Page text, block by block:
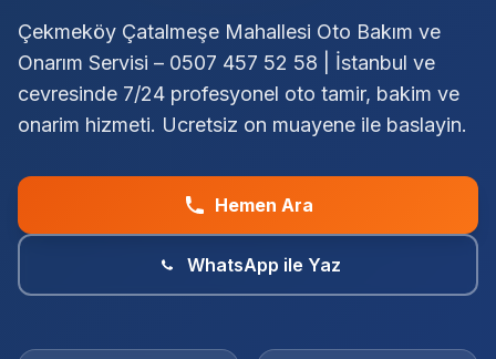
Çekmeköy Çatalmeşe Mahallesi Oto Bakım ve
Onarım Servisi – 0507 457 52 58 | İstanbul ve
cevresinde 7/24 profesyonel oto tamir, bakim ve
onarim hizmeti. Ucretsiz on muayene ile baslayin.
Hemen Ara
WhatsApp ile Yaz